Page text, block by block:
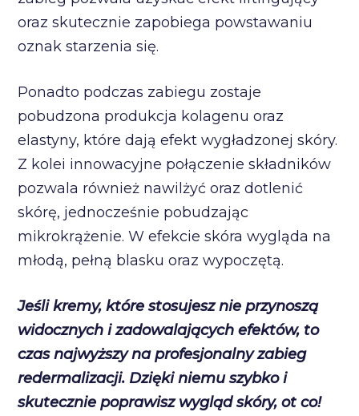
oraz skutecznie zapobiega powstawaniu
oznak starzenia się.
Ponadto podczas zabiegu zostaje
pobudzona produkcja kolagenu oraz
elastyny, które dają efekt wygładzonej skóry.
Z kolei innowacyjne połączenie składników
pozwala również nawilżyć oraz dotlenić
skórę, jednocześnie pobudzając
mikrokrążenie. W efekcie skóra wygląda na
młodą, pełną blasku oraz wypoczętą.
Jeśli kremy, które stosujesz nie przynoszą
widocznych i zadowalających efektów, to
czas najwyższy na profesjonalny zabieg
redermalizacji. Dzięki niemu szybko i
skutecznie poprawisz wygląd skóry, ot co!